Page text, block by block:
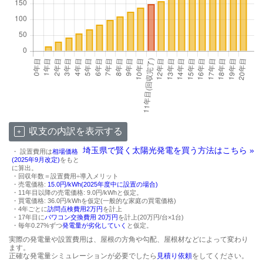
収支の内訳を表示する
埼玉県で賢く太陽光発電を買う方法はこちら »
・ 設置費用は相場価格
(2025年9月改定)をもと
に算出。
・回収年数＝設置費用÷導入メリット
・売電価格: 15.0円/kWh(2025年度中に設置の場合)
・11年目以降の売電価格: 9.0円/kWhと仮定。
・買電価格: 36.0円/kWhを仮定(一般的な家庭の買電価格)
・4年ごとに訪問点検費用2万円を計上
・17年目にパワコン交換費用 20万円を計上(20万円/台×1台)
・毎年0.27%ずつ発電量が劣化していく と仮定。
実際の発電量や設置費用は、屋根の方角や勾配、屋根材などによって変わり
ます。
正確な発電量シミュレーションが必要でしたら 見積り依頼をしてください。